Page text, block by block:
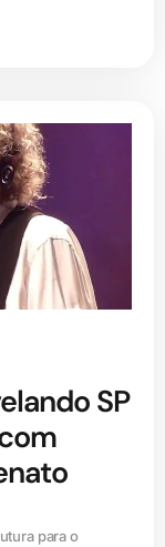
SP
para o